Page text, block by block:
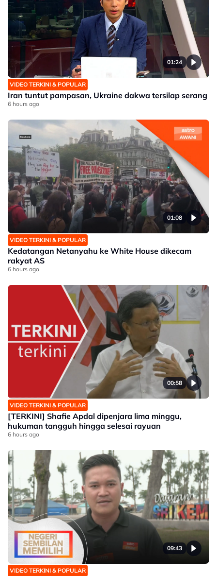
01:24
VIDEO TERKINI & POPULAR
Iran tuntut pampasan, Ukraine dakwa tersilap serang
6 hours ago
01:08
VIDEO TERKINI & POPULAR
Kedatangan Netanyahu ke White House dikecam
rakyat AS
6 hours ago
00:58
VIDEO TERKINI & POPULAR
[TERKINI] Shafie Apdal dipenjara lima minggu,
hukuman tangguh hingga selesai rayuan
6 hours ago
09:43
VIDEO TERKINI & POPULAR